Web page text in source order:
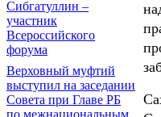
Сибгатуллин –
участник
Всероссийского
форума
Верховный муфтий
выступил на заседании
Совета при Главе РБ
по межнациональным